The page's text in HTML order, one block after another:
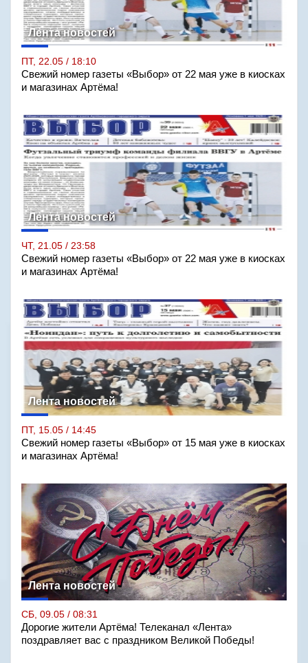
Лента новостей
ПТ, 22.05 / 18:10
Свежий номер газеты «Выбор» от 22 мая уже в киосках
и магазинах Артёма!
Лента новостей
ЧТ, 21.05 / 23:58
Свежий номер газеты «Выбор» от 22 мая уже в киосках
и магазинах Артёма!
Лента новостей
ПТ, 15.05 / 14:45
Свежий номер газеты «Выбор» от 15 мая уже в киосках
и магазинах Артёма!
Лента новостей
СБ, 09.05 / 08:31
Дорогие жители Артёма! Телеканал «Лента»
поздравляет вас с праздником Великой Победы!